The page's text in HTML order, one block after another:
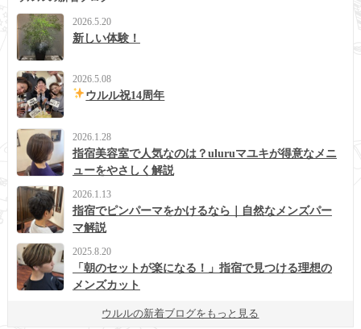
2026.5.20
新しい体験！
2026.5.08
ウルル祝14周年
2026.1.28
指宿美容室で人気なのは？uluruマユキが得意なメニ
ューをやさしく解説
2026.1.13
指宿でピンパーマをかけるなら｜自然なメンズパー
マ解説
2025.8.20
「朝のセットが楽になる！」指宿で見つける理想の
メンズカット
ウルルの新着ブログをもっと見る